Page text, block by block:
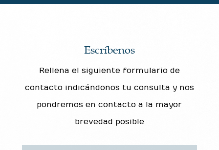
Escríbenos
Rellena el siguiente formulario de
contacto indicándonos tu consulta y nos
pondremos en contacto a la mayor
brevedad posible